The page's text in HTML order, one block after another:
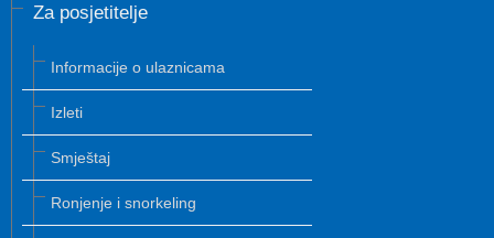
Za posjetitelje
Informacije o ulaznicama
Izleti
Smještaj
Ronjenje i snorkeling